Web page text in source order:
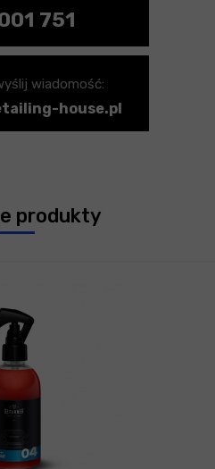
751
wiadomość:
house.pl
produkty